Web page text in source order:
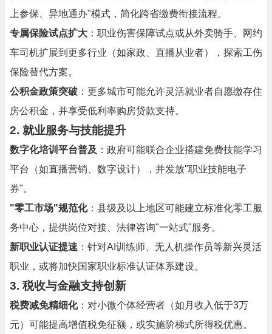
上参保、异地通办"模式，简化跨省缴费衔接流程。
专属保险试点扩大 ：职业伤害保障试点或从外卖骑手、网约
车司机扩展到更多行业（如家政、直播从业者），探索工伤
保险替代方案。
公积金政策突破 ：更多城市可能允许灵活就业者自愿缴存住
房公积金，并享受低利率购房贷款支持。
2. 就业服务与技能提升
数字化培训平台普及 ：政府可能联合企业搭建免费技能学习
平台（如直播营销、数字设计），并发放"职业技能电子
券"。
"零工市场"规范化：县级及以上地区可能建立标准化零工服
务中心，提供岗位对接、法律咨询"一站式"服务。
新职业认证提速 ：针对AI训练师、无人机操作员等新兴灵活
职业，或将加快国家职业标准认证体系建设。
3. 税收与金融支持创新
税费减免精细化：对小微个体经营者（如月收入低于3万
元）可能提高增值税免征额，或实施阶梯式所得税优惠。